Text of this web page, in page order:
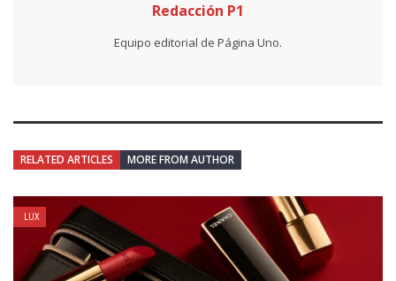
Redacción P1
Equipo editorial de Página Uno.
RELATED ARTICLES MORE FROM AUTHOR
LUX